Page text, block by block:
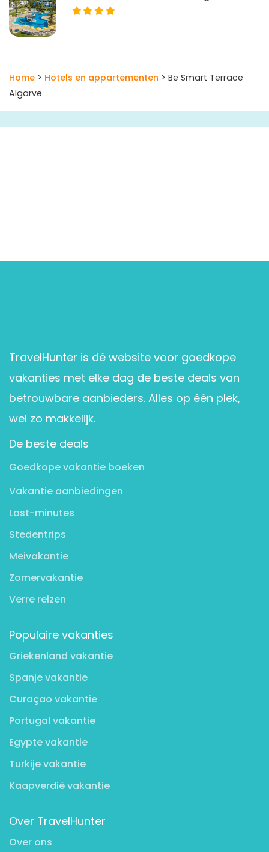
Home > Hotels en appartementen > Be Smart Terrace
Algarve
TravelHunter is dé website voor goedkope
vakanties met elke dag de beste deals van
betrouwbare aanbieders. Alles op één plek,
wel zo makkelijk.
De beste deals
Goedkope vakantie boeken
Vakantie aanbiedingen
Last-minutes
Stedentrips
Meivakantie
Zomervakantie
Verre reizen
Populaire vakanties
Griekenland vakantie
Spanje vakantie
Curaçao vakantie
Portugal vakantie
Egypte vakantie
Turkije vakantie
Kaapverdië vakantie
Over TravelHunter
Over ons